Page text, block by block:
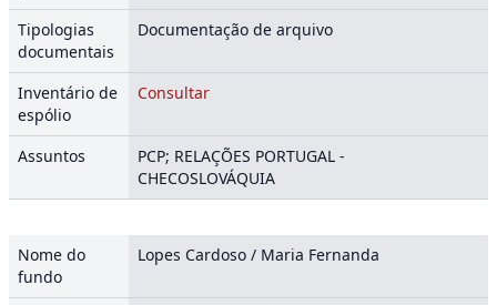
Tipologias
documentais
Documentação de arquivo
Inventário de
espólio
Consultar
Assuntos
PCP; RELAÇÕES PORTUGAL -
CHECOSLOVÁQUIA
Nome do
fundo
Lopes Cardoso / Maria Fernanda